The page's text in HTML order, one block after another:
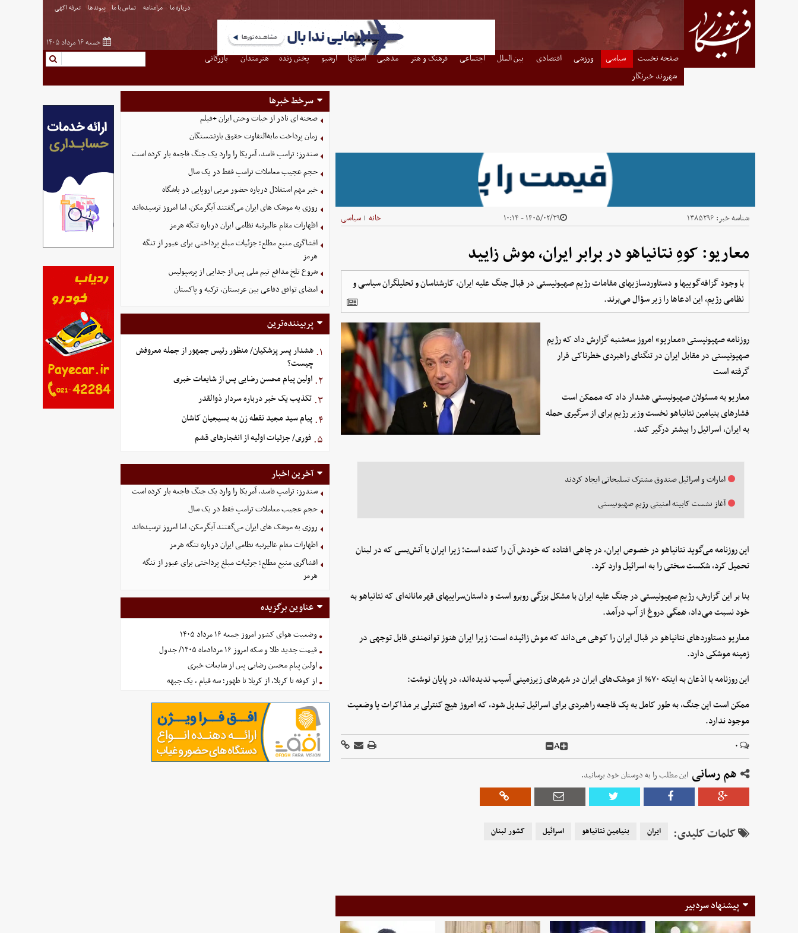
درباره ما مرامنامه تماس با ما پیوندها تعرفه اگهی
جمعه ۱۶ مرداد ۱۴۰۵
صفحه نخست سیاسی ورزشی اقتصادی بین الملل اجتماعی فرهنگ و هنر مذهبی استانها آرشیو پخش زنده هنرمندان
بازرگانی
شهروند خبرنگار
شناسه خبر: ۱۳۸۵۲۹۶ ۱۴۰۵/۰۲/۲۹ - ۱۰:۱۴ خانه | سیاسی
معاریو: کوهِ نتانیاهو در برابر ایران، موش زایید
با وجود گزافه‌گوییها و دستاوردسازیهای مقامات رژیم صهیونیستی در قبال جنگ علیه ایران، کارشناسان و تحلیلگران سیاسی و
نظامی رژیم، این ادعاها را زیر سؤال می‌برند.
روزنامه صهیونیستی «معاریو» امروز سه‌شنبه گزارش داد که رژیم
صهیونیستی در مقابل ایران در تنگنای راهبردی خطرناکی قرار
گرفته است
معاریو به مسئولان صهیونیستی هشدار داد که مممکن است
فشارهای بنیامین نتانیاهو نخست وزیر رژیم برای از سرگیری حمله
به ایران، اسرائیل را بیشتر درگیر کند.
امارات و اسرائیل صندوق مشترک تسلیحاتی ایجاد کردند
آغاز نشست کابینه امنیتی رژیم صهیونیستی
این روزنامه می‌گوید نتانیاهو در خصوص ایران، در چاهی افتاده که خودش آن را کنده است؛ زیرا ایران با آتش‌بسی که در لبنان
تحمیل کرد، شکست سختی را به اسرائیل وارد کرد.
بنا بر این گزارش، رژیم صهیونیستی در جنگ علیه ایران با مشکل بزرگی روبرو است و داستان‌سراییهای قهرمانانه‌ای که نتانیاهو به
خود نسبت می‌داد، همگی دروغ از آب درآمد.
معاریو دستاوردهای نتانیاهو در قبال ایران را کوهی می‌داند که موش زائیده است؛ زیرا ایران هنوز توانمندی قابل توجهی در
زمینه موشکی دارد.
این روزنامه با اذعان به اینکه ۷۰% از موشک‌های ایران در شهرهای زیرزمینی آسیب ندیده‌اند، در پایان نوشت:
ممکن است این جنگ، به طور کامل به یک فاجعه راهبردی برای اسرائیل تبدیل شود، که امروز هیچ کنترلی بر مذاکرات یا وضعیت
موجود ندارد.
۰ A
هم رسانی این مطلب را به دوستان خود برسانید.
کلمات کلیدی: ایران بنیامین نتانیاهو اسرائیل کشور لبنان
پیشنهاد سردبیر
سرخط خبرها
صحنه ای نادر از حیات وحش ایران +فیلم
زمان پرداخت مابه‌التفاوت حقوق بازنشستگان
سندرز: ترامپ فاسد، آمریکا را وارد یک جنگ فاجعه بار کرده است
حجم عجیب معاملات ترامپ فقط در یک سال
خبر مهم استقلال درباره حضور مربی اروپایی در باشگاه
روزی به موشک‌ های ایران می‌گفتند آبگرمکن، اما امروز ترسیده‌اند
اظهارات مقام عالیرتبه نظامی ایران درباره تنگه هرمز
افشاگری منبع مطلع؛ جزئیات مبلغ پرداختی برای عبور از تنگه
هرمز
شروع تلخ مدافع تیم ملی پس از جدایی از پرسپولیس
امضای توافق دفاعی بین عربستان، ترکیه و پاکستان
پربیننده‌ترین
۱. هشدار پسر پزشکیان/ منظور رئیس جمهور از جمله معروفش
چیست؟
۲. اولین پیام محسن رضایی پس از شایعات خبری
۳. تکذیب یک خبر درباره سردار ذوالقدر
۴. پیام سید مجید نقطه زن به بسیجیان کاشان
۵. فوری/ جزئیات اولیه از انفجارهای قشم
آخرین اخبار
سندرز: ترامپ فاسد، آمریکا را وارد یک جنگ فاجعه بار کرده است
حجم عجیب معاملات ترامپ فقط در یک سال
روزی به موشک‌ های ایران می‌گفتند آبگرمکن، اما امروز ترسیده‌اند
اظهارات مقام عالیرتبه نظامی ایران درباره تنگه هرمز
افشاگری منبع مطلع؛ جزئیات مبلغ پرداختی برای عبور از تنگه
هرمز
عناوین برگزیده
وضعیت هوای کشور امروز جمعه ۱۶ مرداد ۱۴۰۵
قیمت جدید طلا و سکه امروز ۱۶ مردادماه ۱۴۰۵/ جدول
اولین پیام محسن رضایی پس از شایعات خبری
از کوفه تا کربلا، از کربلا تا ظهور؛ سه قیام ، یک جبهه